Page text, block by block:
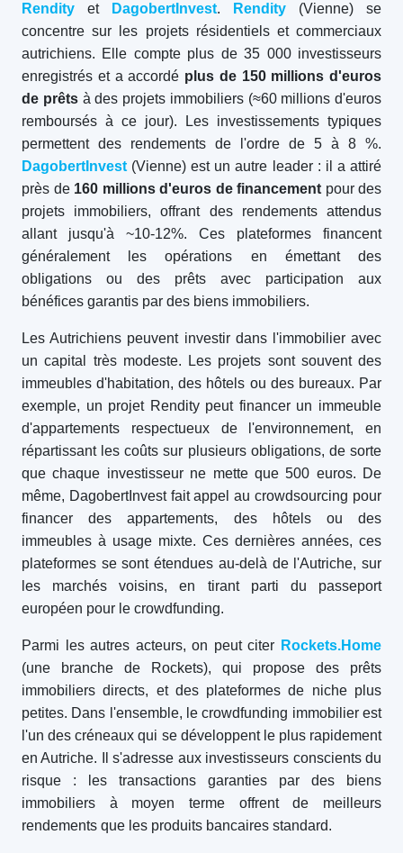
Rendity et DagobertInvest. Rendity (Vienne) se
concentre sur les projets résidentiels et commerciaux
autrichiens. Elle compte plus de 35 000 investisseurs
enregistrés et a accordé plus de 150 millions d'euros
de prêtsà des projets immobiliers (≈60 millions d'euros
remboursés à ce jour). Les investissements typiques
permettent des rendements de l'ordre de 5 à 8 %.
DagobertInvest (Vienne) est un autre leader : il a attiré
près de 160 millions d'euros de financement pour des
projets immobiliers, offrant des rendements attendus
allant jusqu'à ~10-12%. Ces plateformes financent
généralement les opérations en émettant des
obligations ou des prêts avec participation aux
bénéfices garantis par des biens immobiliers.
Les Autrichiens peuvent investir dans l'immobilier avec
un capital très modeste. Les projets sont souvent des
immeubles d'habitation, des hôtels ou des bureaux. Par
exemple, un projet Rendity peut financer un immeuble
d'appartements respectueux de l'environnement, en
répartissant les coûts sur plusieurs obligations, de sorte
que chaque investisseur ne mette que 500 euros. De
même, DagobertInvest fait appel au crowdsourcing pour
financer des appartements, des hôtels ou des
immeubles à usage mixte. Ces dernières années, ces
plateformes se sont étendues au-delà de l'Autriche, sur
les marchés voisins, en tirant parti du passeport
européen pour le crowdfunding.
Parmi les autres acteurs, on peut citer Rockets.Home
(une branche de Rockets), qui propose des prêts
immobiliers directs, et des plateformes de niche plus
petites. Dans l'ensemble, le crowdfunding immobilier est
l'un des créneaux qui se développent le plus rapidement
en Autriche. Il s'adresse aux investisseurs conscients du
risque : les transactions garanties par des biens
immobiliers à moyen terme offrent de meilleurs
rendements que les produits bancaires standard.